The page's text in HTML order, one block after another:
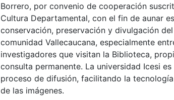
Borrero, por convenio de cooperación
Cultura Departamental, con el fin de aunar
conservación, preservación y divulgación
comunidad Vallecaucana, especialmente
investigadores que visitan la Biblioteca,
consulta permanente. La universidad Icesi
proceso de difusión, facilitando la
de las imágenes.